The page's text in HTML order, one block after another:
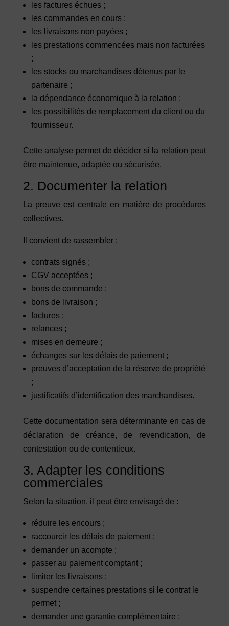
les factures échues ;
les commandes en cours ;
les livraisons non payées ;
les prestations commencées mais non facturées
;
les stocks ou marchandises détenus par le
partenaire ;
la dépendance économique à la relation ;
les possibilités de remplacement du client ou du
fournisseur.
Cette analyse permet de décider si la relation peut
être maintenue, adaptée ou sécurisée.
2. Documenter la relation
La preuve est centrale en matière de procédures
collectives.
Il convient de rassembler :
contrats signés ;
CGV acceptées ;
bons de commande ;
bons de livraison ;
factures ;
relances ;
mises en demeure ;
échanges sur les délais de paiement ;
preuves d’acceptation de la réserve de propriété
;
justificatifs d’identification des marchandises.
Cette documentation sera déterminante en cas de
déclaration de créance, de revendication, de
contestation ou de contentieux.
3. Adapter les conditions
commerciales
Selon la situation, il peut être envisagé de :
réduire les encours ;
raccourcir les délais de paiement ;
demander un acompte ;
passer au paiement comptant ;
limiter les livraisons ;
suspendre certaines prestations si le contrat le
permet ;
demander une garantie complémentaire ;